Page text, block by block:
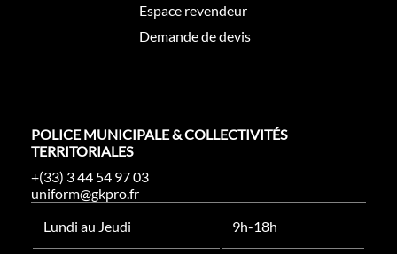
Espace revendeur
Demande de devis
POLICE MUNICIPALE & COLLECTIVITÉS
TERRITORIALES
+(33) 3 44 54 97 03
uniform@gkpro.fr
Lundi au Jeudi
9h-18h